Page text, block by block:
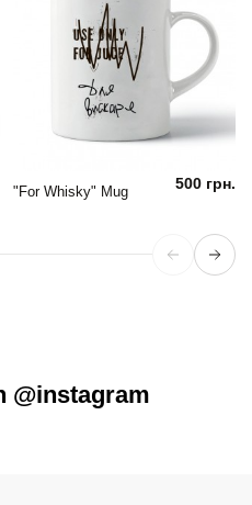
"For Whisky" Mug 500 грн.
@instagram